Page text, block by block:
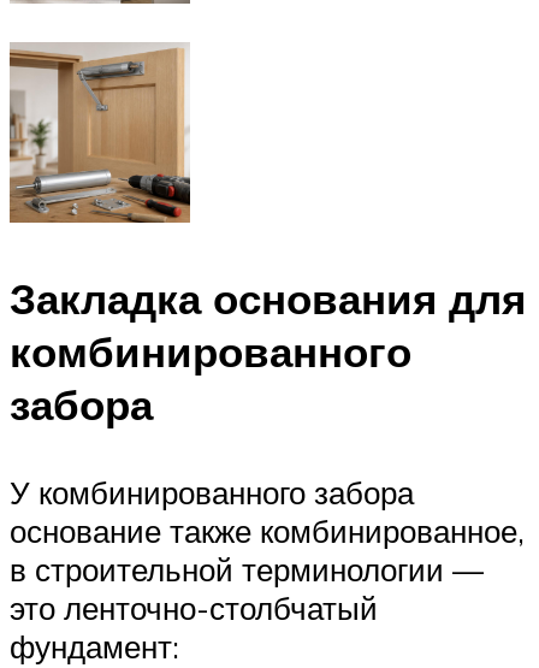
Закладка основания для
комбинированного
забора
У комбинированного забора
основание также комбинированное,
в строительной терминологии —
это ленточно-столбчатый
фундамент: